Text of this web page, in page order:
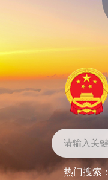
热门搜索：